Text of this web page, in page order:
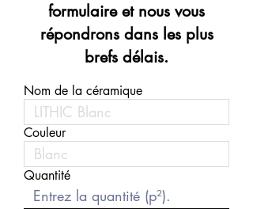
formulaire et nous vous
répondrons dans les plus
brefs délais.
Nom de la céramique
Couleur
Quantité